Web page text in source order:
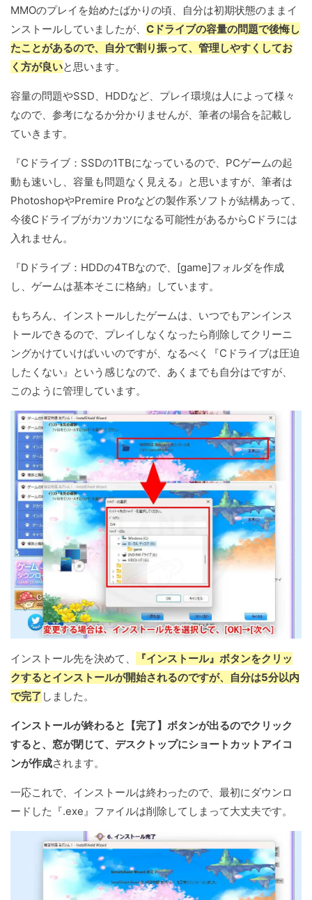
MMOのプレイを始めたばかりの頃、自分は初期状態のままイ
ンストールしていましたが、 Cドライブの容量の問題で後悔し
たことがあるので、自分で割り振って、管理しやすくしてお
く方が良いと思います。
容量の問題やSSD、HDDなど、プレイ環境は人によって様々
なので、参考になるか分かりませんが、筆者の場合を記載し
ていきます。
『Cドライブ：SSDの1TBになっているので、PCゲームの起
動も速いし、容量も問題なく見える』と思いますが、筆者は
PhotoshopやPremire Proなどの製作系ソフトが結構あって、
今後Cドライブがカツカツになる可能性があるからCドラには
入れません。
『Dドライブ：HDDの4TBなので、[game]フォルダを作成
し、ゲームは基本そこに格納』しています。
もちろん、インストールしたゲームは、いつでもアンインス
トールできるので、プレイしなくなったら削除してクリーニ
ングかけていけばいいのですが、なるべく『Cドライブは圧迫
したくない』という感じなので、あくまでも自分はですが、
このように管理しています。
インストール先を決めて、
『インストール』ボタンをクリッ
クするとインストールが開始されるのですが、自分は5分以内
で完了 しました。
インストールが終わると【完了】ボタンが出るのでクリック
すると、窓が閉じて、デスクトップにショートカットアイコ
ンが作成されます。
一応これで、インストールは終わったので、最初にダウンロ
ードした『.exe』ファイルは削除してしまって大丈夫です。